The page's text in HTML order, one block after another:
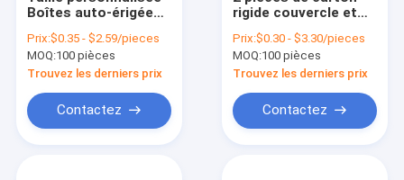
Boîtes auto-érigées
Watch Box Emballage
cadeau
Prix:$0.35 - $2.59/pieces
MOQ:100 pièces
Trouvez les derniers prix
Contactez
rigide couvercle et
stratification matte
et l'emboutissage
d'éponge
Prix:$0.30 - $3.30/pieces
MOQ:100 pièces
Trouvez les derniers prix
Contactez